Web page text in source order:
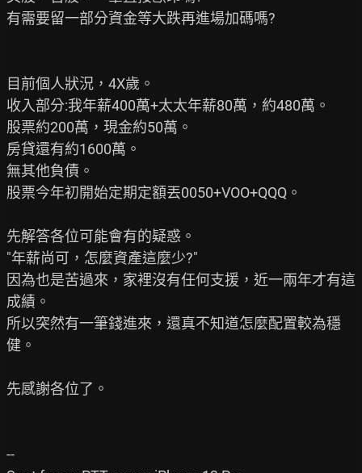
有需要留一部分資金等大跌再進場加碼嗎?
目前個人狀況，4X歲。
收入部分:我年薪400萬+太太年薪80萬，約480萬。
股票約200萬，現金約50萬。
房貸還有約1600萬。
無其他負債。
股票今年初開始定期定額丟0050+VOO+QQQ。
先解答各位可能會有的疑惑。
"年薪尚可，怎麼資產這麼少?"
因為也是苦過來，家裡沒有任何支援，近一兩年才有這
成績。
所以突然有一筆錢進來，還真不知道怎麼配置較為穩
健。
先感謝各位了。
--